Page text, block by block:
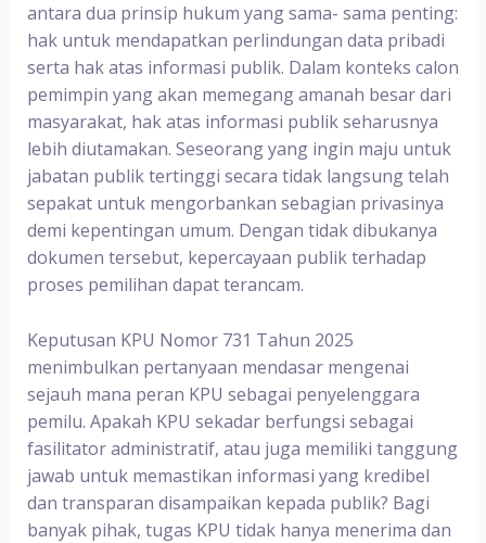
antara dua prinsip hukum yang sama- sama penting:
hak untuk mendapatkan perlindungan data pribadi
serta hak atas informasi publik. Dalam konteks calon
pemimpin yang akan memegang amanah besar dari
masyarakat, hak atas informasi publik seharusnya
lebih diutamakan. Seseorang yang ingin maju untuk
jabatan publik tertinggi secara tidak langsung telah
sepakat untuk mengorbankan sebagian privasinya
demi kepentingan umum. Dengan tidak dibukanya
dokumen tersebut, kepercayaan publik terhadap
proses pemilihan dapat terancam.
Keputusan KPU Nomor 731 Tahun 2025
menimbulkan pertanyaan mendasar mengenai
sejauh mana peran KPU sebagai penyelenggara
pemilu. Apakah KPU sekadar berfungsi sebagai
fasilitator administratif, atau juga memiliki tanggung
jawab untuk memastikan informasi yang kredibel
dan transparan disampaikan kepada publik? Bagi
banyak pihak, tugas KPU tidak hanya menerima dan